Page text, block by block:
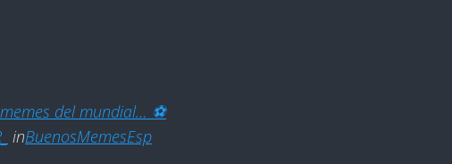
del mundial… ⚽
inBuenosMemesEsp